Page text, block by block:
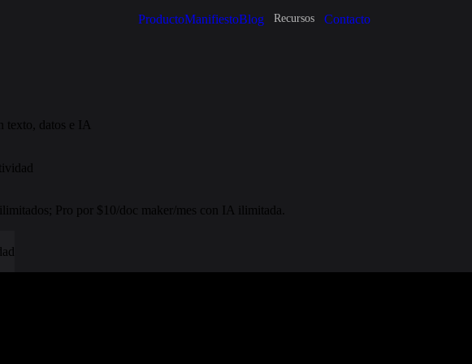
ProductoManifiestoBlog Recursos Contacto
texto, datos e IA
Pro por $10/doc maker/mes con IA ilimitada.